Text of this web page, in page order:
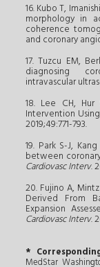
16. Kubo T,
morphology in
coherence
and coronary
17. Tuzcu EM,
diagnosing
intravascular
18. Lee CH, Hur
Intervention
2019;49:771-793.
19. Park S-J,
between
Cardiovasc Interv.
20. Fujino A,
Derived From
Expansion
Cardiovasc Interv.
*
MedStar